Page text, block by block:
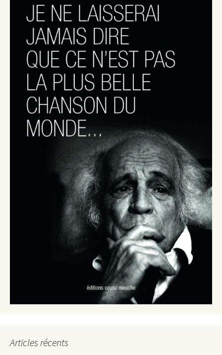
Articles récents